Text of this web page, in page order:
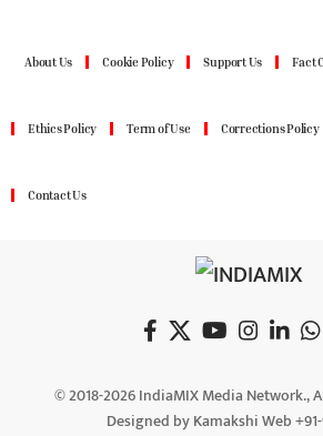
About Us Cookie Policy Support Us Fact
Ethics Policy Term of Use Corrections Policy
Contact Us
© 2018-2026 IndiaMIX Media Network.,
Designed by Kamakshi Web +91-